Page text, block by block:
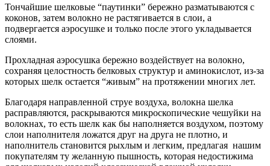
Тончайшие шелковые “паутинки” бережно разматываются с
коконов, затем волокно не растягивается в слои, а
подвергается аэросушке и только после этого укладывается
слоями.
Прохладная аэросушка бережно воздействует на волокно,
сохраняя целостность белковых структур и аминокислот, из-за
которых шелк остается “живым” на протяжении многих лет.
Благодаря направленной струе воздуха, волокна шелка
расправляются, раскрываются микроскопические чешуйки на
волокнах, то есть шелк как бы наполняется воздухом, поэтому
слои наполнителя ложатся друг на друга не плотно, и
наполнитель становится рыхлым и легким, предлагая нашим
покупателям ту желанную пышность, которая недостижима